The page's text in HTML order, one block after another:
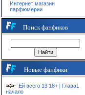
Интернет магазин
парфюмерии
Поиск фанфиков
Новые фанфики
Ей всего 13 18+ | Глава1
начало